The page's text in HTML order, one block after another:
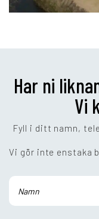
Har ni
Vi
Fyll i ditt namn,
Vi gör inte enstaka